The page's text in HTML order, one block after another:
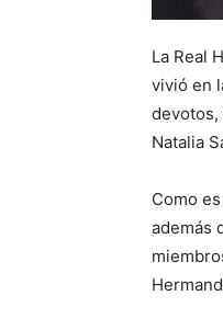
La Real
vivió en
devotos,
Natalia
Como
además